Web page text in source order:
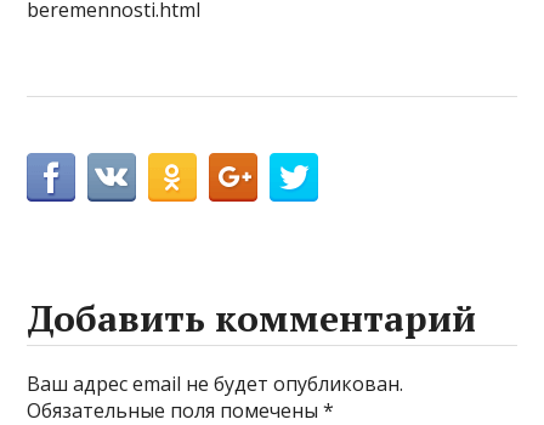
beremennosti.html
Добавить комментарий
Ваш адрес email не будет опубликован.
Обязательные поля помечены*